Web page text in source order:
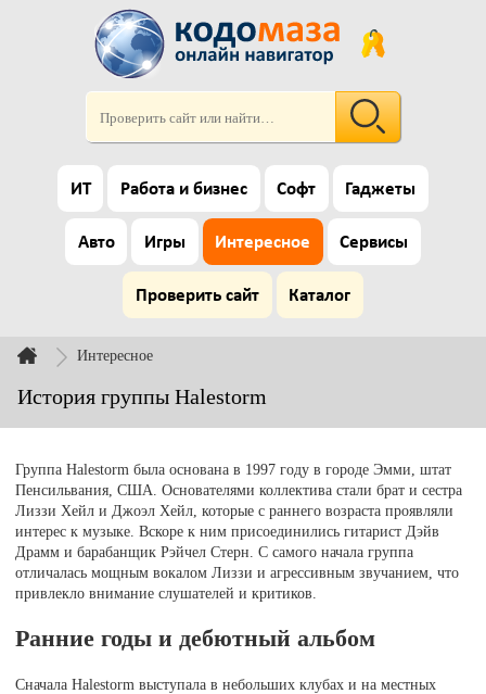
ИТ Работа и бизнес Софт Гаджеты
Авто Игры Интересное Сервисы
Проверить сайт Каталог
Интересное
История группы Halestorm
Группа Halestorm была основана в 1997 году в городе Эмми, штат
Пенсильвания, США. Основателями коллектива стали брат и сестра
Лиззи Хейл и Джоэл Хейл, которые с раннего возраста проявляли
интерес к музыке. Вскоре к ним присоединились гитарист Дэйв
Драмм и барабанщик Рэйчел Стерн. С самого начала группа
отличалась мощным вокалом Лиззи и агрессивным звучанием, что
привлекло внимание слушателей и критиков.
Ранние годы и дебютный альбом
Сначала Halestorm выступала в небольших клубах и на местных